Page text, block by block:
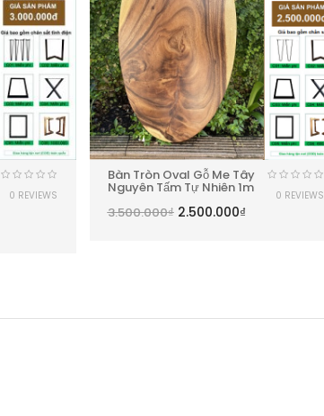
0 REVIEWS
Bàn Tròn Oval Gỗ Me Tây
Nguyên Tấm Tự Nhiên 1m
3.500.000₫ 2.500.000₫
0 REVIEWS